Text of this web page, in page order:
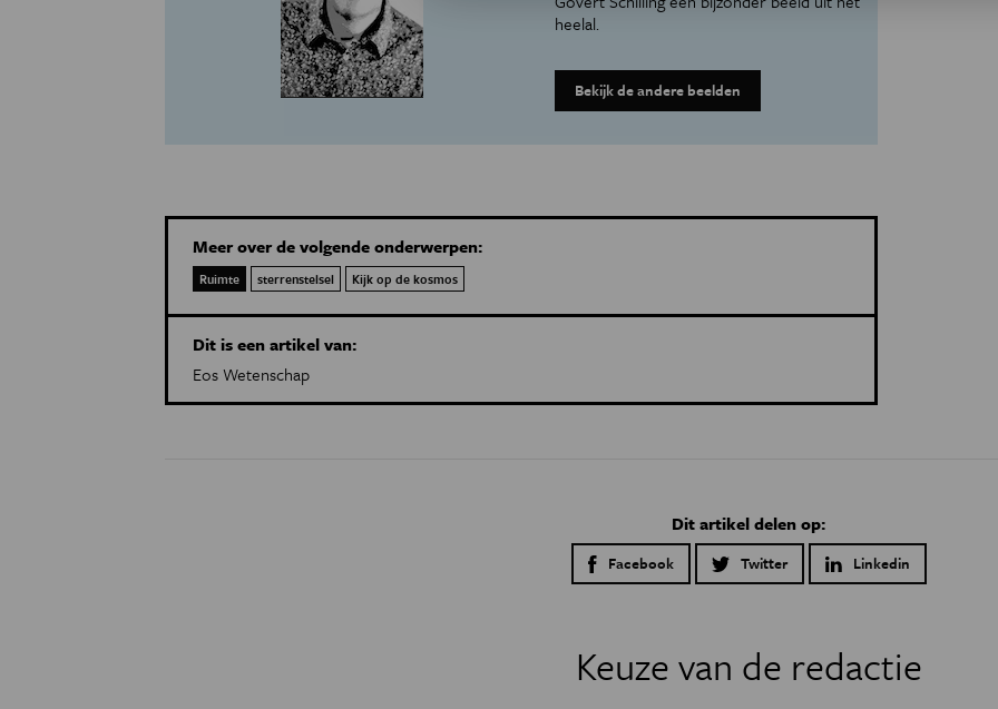
heelal.
Bekijk de andere beelden
Meer over de volgende onderwerpen:
Ruimte sterrenstelsel Kijk op de kosmos
Dit is een artikel van:
Eos Wetenschap
Dit artikel delen op:
Facebook Twitter Linkedin
Keuze van de redactie